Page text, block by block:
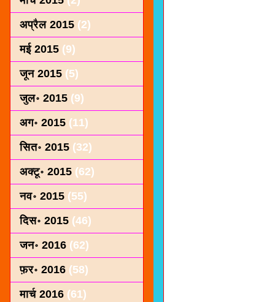
अप्रैल 2015 (2)
मई 2015 (9)
जून 2015 (5)
जुल॰ 2015 (9)
अग॰ 2015 (11)
सित॰ 2015 (32)
अक्टू॰ 2015 (62)
नव॰ 2015 (55)
दिस॰ 2015 (46)
जन॰ 2016 (62)
फ़र॰ 2016 (58)
मार्च 2016 (61)